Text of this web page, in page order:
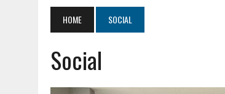
HOME SOCIAL
Social